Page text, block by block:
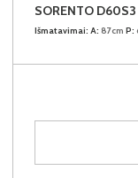
SORENTO
Išmatavimai: A: 87cm P: